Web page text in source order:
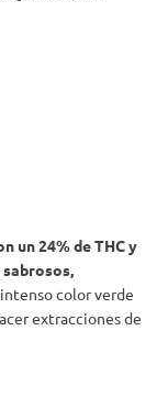
un 24%deTHC y
color verde
extracciones de